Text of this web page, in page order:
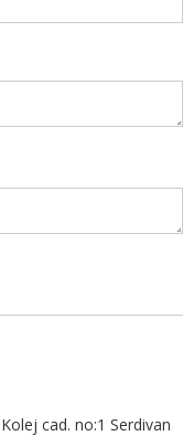
cad. no:1 Serdivan